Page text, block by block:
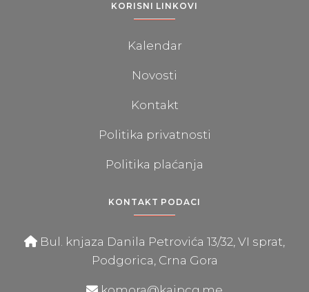
KORISNI LINKOVI
Kalendar
Novosti
Kontakt
Politika privatnosti
Politika plaćanja
KONTAKT PODACI
Bul. knjaza Danila Petrovića 13/32, VI sprat,
Podgorica, Crna Gora